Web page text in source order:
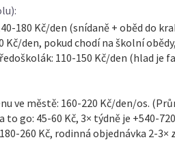
180 Kč/den (snídaně + oběd do
Kč/den, pokud chodí na školní
110-150 Kč/den (hlad je
ve městě: 160-220 Kč/den/os.
to go: 45-60 Kč, 3× týdně je +540-
260 Kč, rodinná objednávka 2-3×